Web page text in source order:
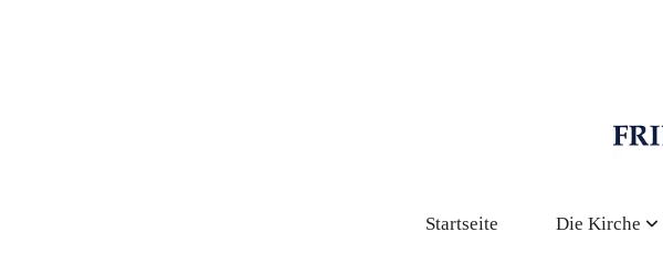
Startseite Die Kirche